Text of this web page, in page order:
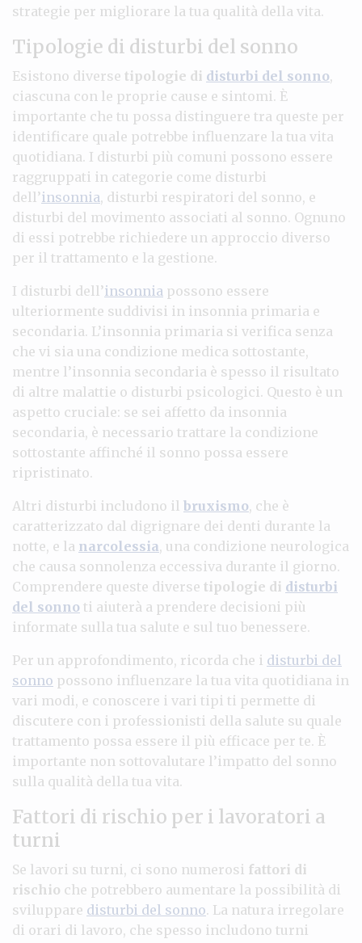
strategie per migliorare la tua qualità della vita.
Tipologie di disturbi del sonno
Esistono diverse tipologie di disturbi del sonno,
ciascuna con le proprie cause e sintomi. È
importante che tu possa distinguere tra queste per
identificare quale potrebbe influenzare la tua vita
quotidiana. I disturbi più comuni possono essere
raggruppati in categorie come disturbi
dell’insonnia, disturbi respiratori del sonno, e
disturbi del movimento associati al sonno. Ognuno
di essi potrebbe richiedere un approccio diverso
per il trattamento e la gestione.
I disturbi dell’insonnia possono essere
ulteriormente suddivisi in insonnia primaria e
secondaria. L’insonnia primaria si verifica senza
che vi sia una condizione medica sottostante,
mentre l’insonnia secondaria è spesso il risultato
di altre malattie o disturbi psicologici. Questo è un
aspetto cruciale: se sei affetto da insonnia
secondaria, è necessario trattare la condizione
sottostante affinché il sonno possa essere
ripristinato.
Altri disturbi includono il bruxismo, che è
caratterizzato dal digrignare dei denti durante la
notte, e la narcolessia, una condizione neurologica
che causa sonnolenza eccessiva durante il giorno.
Comprendere queste diverse tipologie di disturbi
del sonno ti aiuterà a prendere decisioni più
informate sulla tua salute e sul tuo benessere.
Per un approfondimento, ricorda che i disturbi del
sonno possono influenzare la tua vita quotidiana in
vari modi, e conoscere i vari tipi ti permette di
discutere con i professionisti della salute su quale
trattamento possa essere il più efficace per te. È
importante non sottovalutare l’impatto del sonno
sulla qualità della tua vita.
Fattori di rischio per i lavoratori a
turni
Se lavori su turni, ci sono numerosi fattori di
rischio che potrebbero aumentare la possibilità di
sviluppare disturbi del sonno. La natura irregolare
di orari di lavoro, che spesso includono turni